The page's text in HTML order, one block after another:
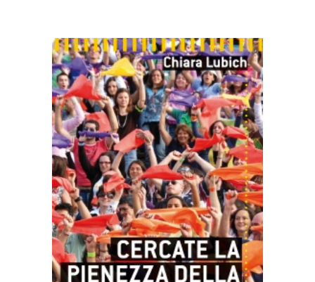
AGGIUNGI AL CARRELLO